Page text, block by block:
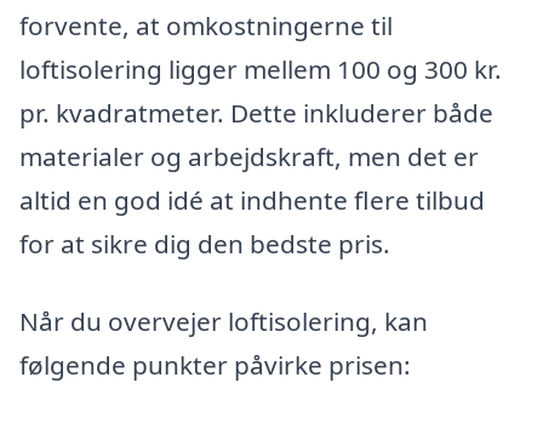
forvente, at omkostningerne til
loftisolering ligger mellem 100 og 300 kr.
pr. kvadratmeter. Dette inkluderer både
materialer og arbejdskraft, men det er
altid en god idé at indhente flere tilbud
for at sikre dig den bedste pris.
Når du overvejer loftisolering, kan
følgende punkter påvirke prisen: